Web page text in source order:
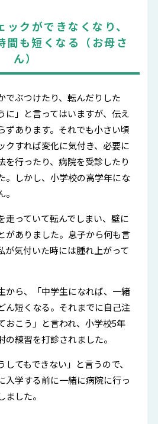
クができなくなり、
間も短くなる（お母さ
ん）
でぶつけたり、転んだりした
に」と言ってはいますが、伝え
ずあります。それでも小さい頃
クすれば変化に気付き、必要に
を行ったり、病院を受診したり
。しかし、小学校の高学年にな
走っていて転んでしまい、壁に
がありました。息子から何も言
が気付いた時には腫れ上がって
から、「中学生になれば、一緒
ん短くなる。それまでに自己注
おこう」と言われ、小学校5年
練習を打診されました。
てもできない」と言うので、
入学する前に一緒に病院に行っ
した。